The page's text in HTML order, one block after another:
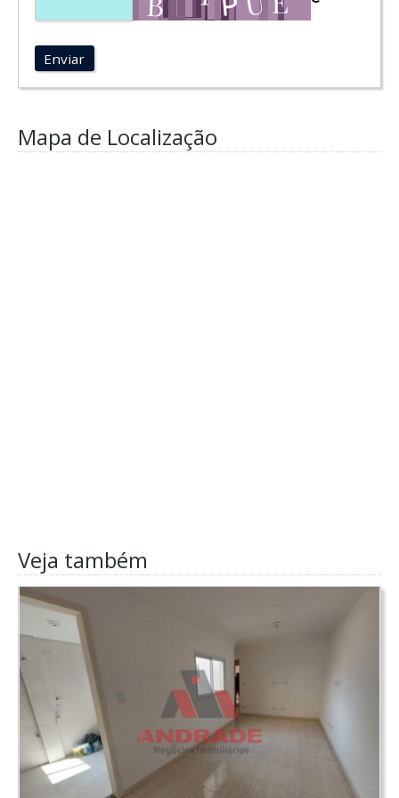
Enviar
Mapa de Localização
Veja também